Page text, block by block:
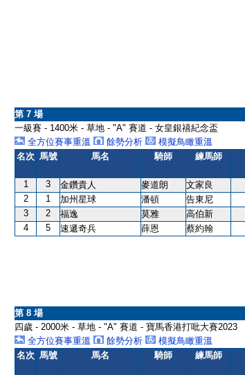
第 7 場
一級賽 - 1400米 - 草地 - "A" 賽道 - 女皇銀禧紀念盃
全方位賽事重溫
餘勢分析
模擬鳥瞰重溫
名次 馬號 馬名 騎師 練馬師
1 3 金鑽貴人 麥道朗 文家良
2
1 加州星球 潘頓 告東尼
3
2 福逸 莫雅 高伯新
4
5 速遞奇兵 薛恩 蔡約翰
第 8 場
四歲 - 2000米 - 草地 - "A" 賽道 - 寶馬香港打吡大賽2023
全方位賽事重溫
餘勢分析
模擬鳥瞰重溫
名次 馬號 馬名 騎師 練馬師